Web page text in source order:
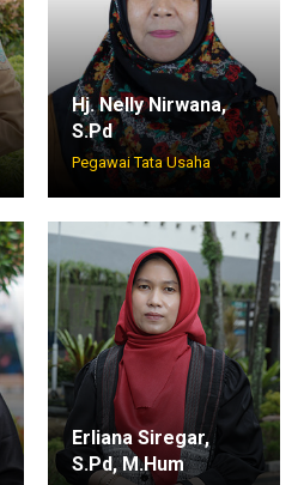
Hj. Nelly Nirwana,
S.Pd
Pegawai Tata Usaha
Erliana Siregar,
S.Pd, M.Hum